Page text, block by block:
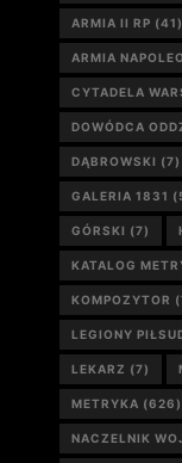
ARMIA II RP (41)
ARMIA
CYTADELA
DOWÓDCA
DĄBROWSKI (7)
GALERIA 1831
GÓRSKI (7)
KATALOG
KOMPOZYTOR
LEGIONY
LEKARZ (7)
METRYKA (626)
NACZELNIK